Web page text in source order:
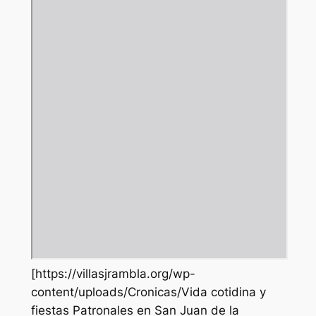
[https://villasjrambla.org/wp-
content/uploads/Cronicas/Vida cotidina y
fiestas Patronales en San Juan de la